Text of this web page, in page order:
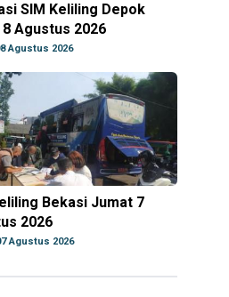
SIM Keliling Depok
8 Agustus 2026
Agustus 2026
Bekasi Jumat 7
2026
Agustus 2026